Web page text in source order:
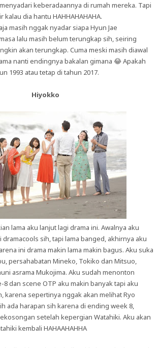
keberadaannya di rumah mereka. Tapi
dia hantu HAHHAHAHAHA.
masih nggak nyadar siapa Hyun Jae
lalu masih belum terungkap sih, seiring
akan terungkap. Cuma meski masih diawal
nanti endingnya bakalan gimana 😂 Apakah
1993 atau tetap di tahun 2017.
Hiyokko
lama aku lanjut lagi drama ini. Awalnya aku
sih, tapi lama banged, akhirnya aku
ini drama makin lama makin bagus. Aku suka
persahabatan Mineko, Tokiko dan Mitsuo,
asrama Mukojima. Aku sudah menonton
8 dan scene OTP aku makin banyak tapi aku
karena sepertinya nggak akan melihat Ryo
ada harapan sih karena di ending week 8,
setelah kepergian Watahiki. Aku akan
kembali HAHAAHAHHA